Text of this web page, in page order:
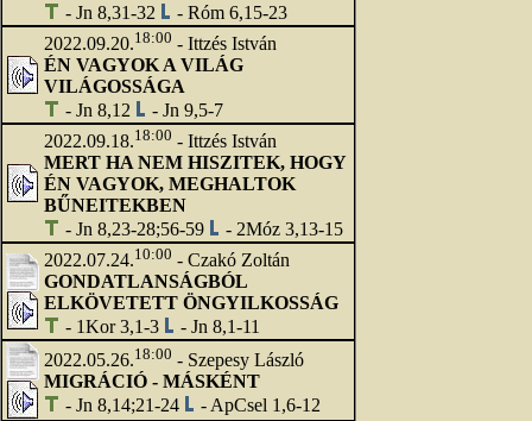
- Jn 8,31-32
- Róm 6,15-23
2022.09.20.18:00 - Ittzés István
ÉN VAGYOK A VILÁG
VILÁGOSSÁGA
- Jn 8,12
- Jn 9,5-7
2022.09.18.18:00 - Ittzés István
MERT HA NEM HISZITEK, HOGY
ÉN VAGYOK, MEGHALTOK
BŰNEITEKBEN
- Jn 8,23-28;56-59
- 2Móz 3,13-15
2022.07.24.10:00 - Czakó Zoltán
GONDATLANSÁGBÓL
ELKÖVETETT ÖNGYILKOSSÁG
- 1Kor 3,1-3
- Jn 8,1-11
2022.05.26.18:00 - Szepesy László
MIGRÁCIÓ - MÁSKÉNT
- Jn 8,14;21-24
- ApCsel 1,6-12